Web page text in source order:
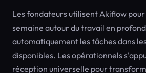
Les fondateurs utilisent Akiflow
semaine autour du travail en
automatiquement les tâches dans
disponibles. Les opérationnels
réception universelle pour